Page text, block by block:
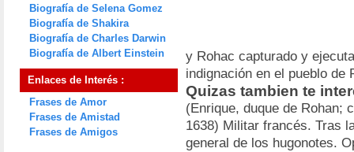
Biografía de Selena Gomez
Biografía de Shakira
Biografía de Charles Darwin
Biografía de Albert Einstein
Enlaces de Interés :
Frases de Amor
Frases de Amistad
Frases de Amigos
y Rohac capturado y
indignación en el pueblo de
Quizas tambien te
(Enrique, duque de Rohan;
1638) Militar francés. Tras
general de los hugonotes.